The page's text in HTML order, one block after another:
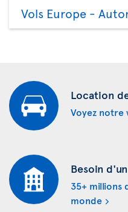
Vols Europe -
Location
Voyez notre
Besoin
35+ millions
monde